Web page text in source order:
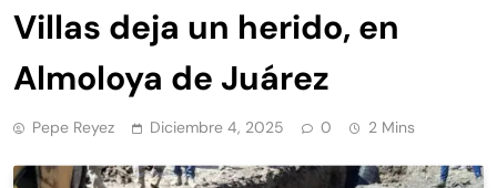
Villas deja un herido, en
Almoloya de Juárez
Pepe Reyez Diciembre 4, 2025 0 2 Mins